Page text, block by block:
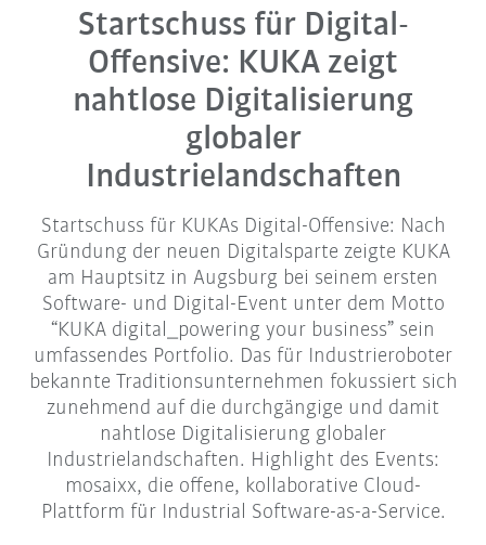
Startschuss für Digital-
Offensive: KUKA zeigt
nahtlose Digitalisierung
globaler
Industrielandschaften
Startschuss für KUKAs Digital-Offensive: Nach
Gründung der neuen Digitalsparte zeigte KUKA
am Hauptsitz in Augsburg bei seinem ersten
Software- und Digital-Event unter dem Motto
“KUKA digital_powering your business” sein
umfassendes Portfolio. Das für Industrieroboter
bekannte Traditionsunternehmen fokussiert sich
zunehmend auf die durchgängige und damit
nahtlose Digitalisierung globaler
Industrielandschaften. Highlight des Events:
mosaixx, die offene, kollaborative Cloud-
Plattform für Industrial Software-as-a-Service.